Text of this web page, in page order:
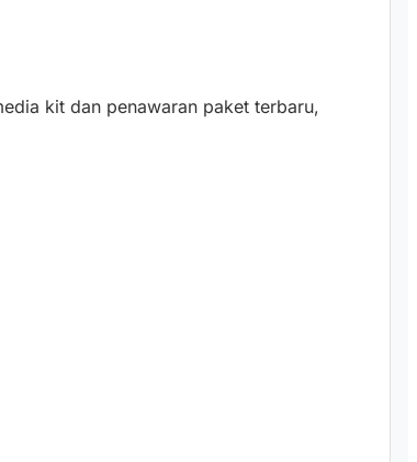
kit dan penawaran paket terbaru,